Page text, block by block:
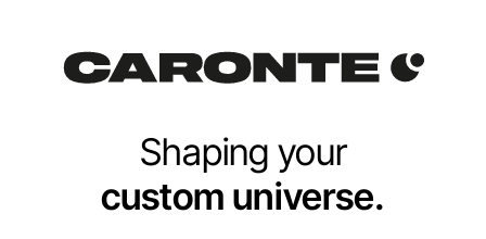
Shaping your
custom universe.